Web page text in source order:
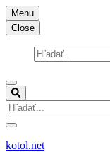
Skočiť
na
obsah
(stlačte
Menu
Close
Hľadať:
Hľadať:
kotol.net